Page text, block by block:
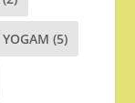
YOGAM (5)